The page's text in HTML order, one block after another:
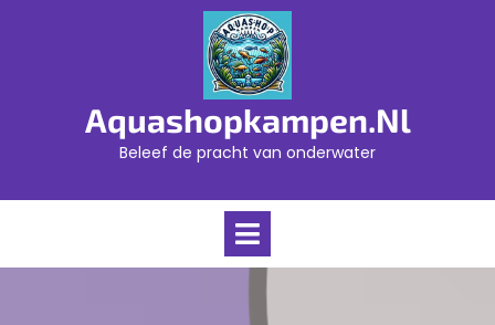
Aquashopkampen.nl
Beleef de pracht van onderwater
Open